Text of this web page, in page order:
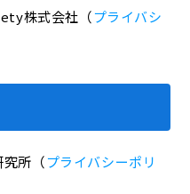
株式会社（プライバシ
所（プライバシーポリ